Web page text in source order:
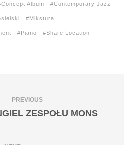
Concept Album Contemporary Jazz
Mikstura
Piano Share Location
PREVIOUS
ZESPOŁU MONS